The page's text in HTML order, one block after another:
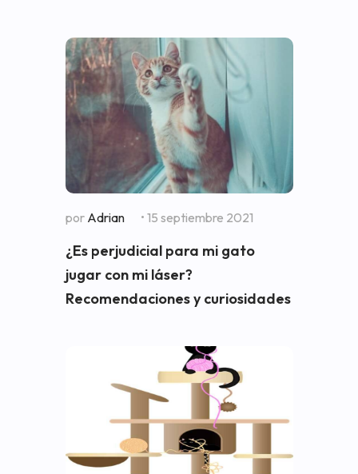
por Adrian • 15 septiembre 2021
¿Es perjudicial para mi gato
jugar con mi láser?
Recomendaciones y curiosidades